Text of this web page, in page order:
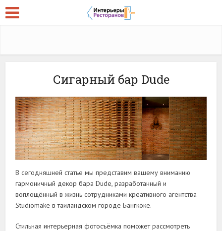
Сигарный бар Dude
В сегодняшней статье мы представим вашему вниманию
гармоничный декор бара Dude, разработанный и
воплощённый в жизнь сотрудниками креативного агентства
Studiomake в таиландском городе Бангкоке.
Стильная интерьерная фотосъёмка поможет рассмотреть